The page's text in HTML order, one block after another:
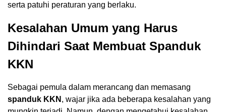
serta patuhi peraturan yang berlaku.
Kesalahan Umum yang Harus
Dihindari Saat Membuat Spanduk
KKN
Sebagai pemula dalam merancang dan memasang
spanduk KKN , wajar jika ada beberapa kesalahan yang